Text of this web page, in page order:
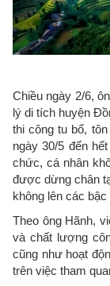
Chiều ngày 2/6,
lý di tích huyện
thi công tu bổ,
ngày 30/5 đến
chức, cá nhân
được dừng chân
không lên các
Theo ông Hãnh,
và chất lượng
cũng như hoạt
trên việc tham